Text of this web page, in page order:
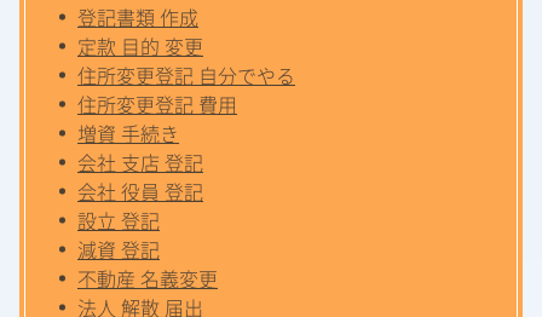
登記書類 作成
定款 目的 変更
住所変更登記 自分でやる
住所変更登記 費用
増資 手続き
会社 支店 登記
会社 役員 登記
設立 登記
減資 登記
不動産 名義変更
法人 解散 届出